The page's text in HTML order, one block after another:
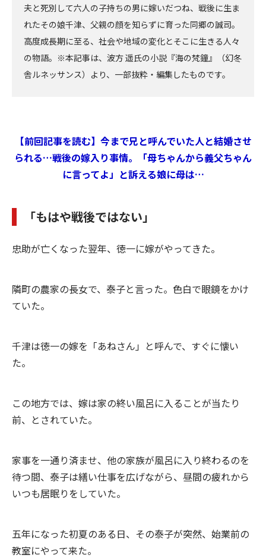
夫と死別して六人の子持ちの男に嫁いだつね、戦後に生ま
れたその娘千津、父親の顔を知らずに育った同郷の誠司。
高度成長期に至る、社会や地域の変化とそこに生きる人々
の物語。※本記事は、波方 遥氏の小説『海の梵鐘』（幻冬
舎ルネッサンス）より、一部抜粋・編集したものです。
【前回記事を読む】今まで兄と呼んでいた人と結婚させ
られる…戦後の嫁入り事情。「母ちゃんから義父ちゃん
に言ってよ」と訴える娘に母は…
「もはや戦後ではない」
忠助が亡くなった翌年、徳一に嫁がやってきた。
隣町の農家の長女で、泰子と言った。色白で眼鏡をかけ
ていた。
千津は徳一の嫁を「あねさん」と呼んで、すぐに懐い
た。
この地方では、嫁は家の終い風呂に入ることが当たり
前、とされていた。
家事を一通り済ませ、他の家族が風呂に入り終わるのを
待つ間、泰子は繕い仕事を広げながら、昼間の疲れから
いつも居眠りをしていた。
五年になった初夏のある日、その泰子が突然、始業前の
教室にやって来た。